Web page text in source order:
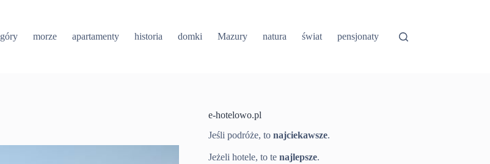
góry morze apartamenty historia domki Mazury natura świat pensjonaty
e-hotelowo.pl
Jeśli podróże, tonajciekawsze.
Jeżeli hotele, to tenajlepsze.